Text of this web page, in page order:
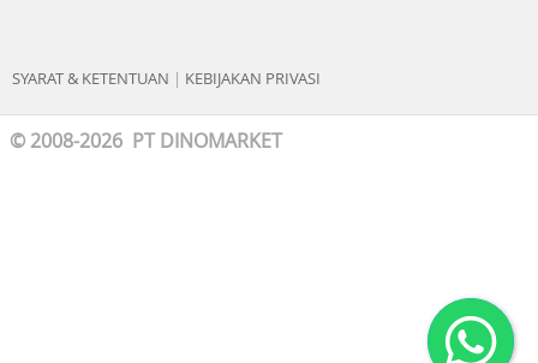
SYARAT & KETENTUAN | KEBIJAKAN PRIVASI
© 2008-2026 PT DINOMARKET